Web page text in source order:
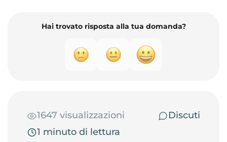
Hai trovato risposta alla tua domanda?
1647 visualizzazioni
Discuti
1 minuto di lettura